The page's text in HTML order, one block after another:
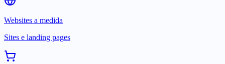
Websites a medida
Sites e landing pages